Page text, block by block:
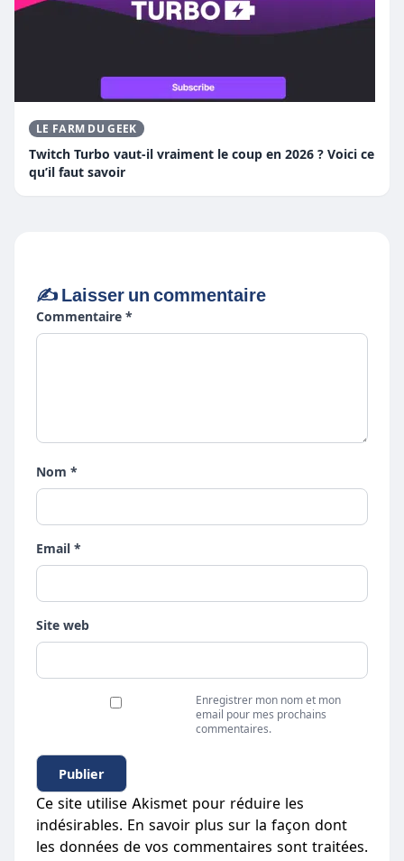
LE FARM DU GEEK
Twitch Turbo vaut-il vraiment le coup en 2026 ? Voici ce
qu’il faut savoir
✍️ Laisser un commentaire
Commentaire *
Nom *
Email *
Site web
Enregistrer mon nom et mon
email pour mes prochains
commentaires.
Ce site utilise Akismet pour réduire les
indésirables. En savoir plus sur la façon dont
les données de vos commentaires sont traitées.